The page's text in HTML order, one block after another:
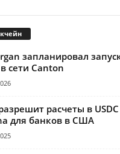
запланировал
сети Canton
расчеты в
для банков в США